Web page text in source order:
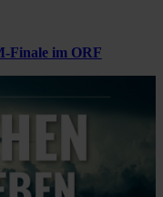
Finale im ORF